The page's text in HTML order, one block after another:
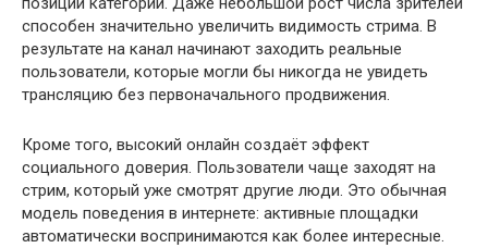
способен значительно увеличить видимость стрима. В
результате на канал начинают заходить реальные
пользователи, которые могли бы никогда не увидеть
трансляцию без первоначального продвижения.
Кроме того, высокий онлайн создаёт эффект
социального доверия. Пользователи чаще заходят на
стрим, который уже смотрят другие люди. Это обычная
модель поведения в интернете: активные площадки
автоматически воспринимаются как более интересные.